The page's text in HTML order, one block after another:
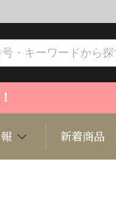
！
新着商品